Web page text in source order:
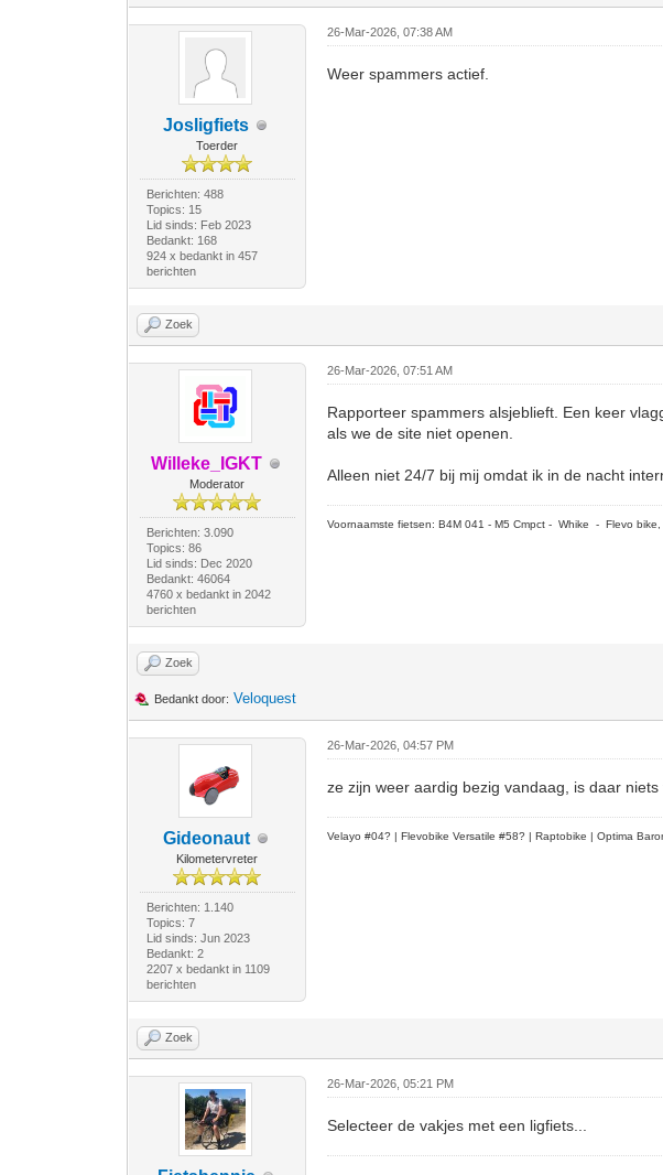
Josligfiets
Toerder
Berichten: 488
Topics: 15
Lid sinds: Feb 2023
Bedankt: 168
924 x bedankt in 457
berichten
26-Mar-2026, 07:38 AM
Weer spammers actief.
Zoek
Willeke_IGKT
Moderator
Berichten: 3.090
Topics: 86
Lid sinds: Dec 2020
Bedankt: 46064
4760 x bedankt in 2042
berichten
26-Mar-2026, 07:51 AM
Rapporteer spammers alsjeblieft. Een keer
als we de site niet openen.
Alleen niet 24/7 bij mij omdat ik in de nacht
Voornaamste fietsen: B4M 041 - M5 Cmpct - Whike - Flevo
Zoek
Bedankt door: Veloquest
Gideonaut
Kilometervreter
Berichten: 1.140
Topics: 7
Lid sinds: Jun 2023
Bedankt: 2
2207 x bedankt in 1109
berichten
26-Mar-2026, 04:57 PM
ze zijn weer aardig bezig vandaag, is daar
Velayo #04? | Flevobike Versatile #58? | Raptobike | Optima
Zoek
26-Mar-2026, 05:21 PM
Selecteer de vakjes met een ligfiets...